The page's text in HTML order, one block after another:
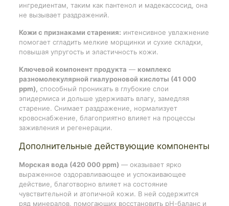
ингредиентам, таким как пантенол и мадекассосид, она
не вызывает раздражений.
Кожи с признаками старения: интенсивное увлажнение
помогает сгладить мелкие морщинки и сухие складки,
повышая упругость и эластичность кожи.
Ключевой компонент продукта — комплекс
разномолекулярной гиалуроновой кислоты (41 000
ppm), способный проникать в глубокие слои
эпидермиса и дольше удерживать влагу, замедляя
старение. Снимает раздражение, нормализует
кровоснабжение, благоприятно влияет на процессы
заживления и регенерации.
Дополнительные действующие компоненты
Морская вода (420 000 ppm) — оказывает ярко
выраженное оздоравливающее и успокаивающее
действие, благотворно влияет на состояние
чувствительной и атопичной кожи. В ней содержится
ряд минералов, помогающих восстановить рН-баланс и